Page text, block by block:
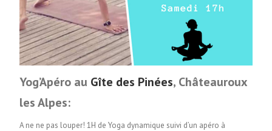
Yog’Apéro au Gîte des Pinées, Châteauroux
les Alpes:
A ne ne pas louper! 1H de Yoga dynamique suivi d’un apéro à